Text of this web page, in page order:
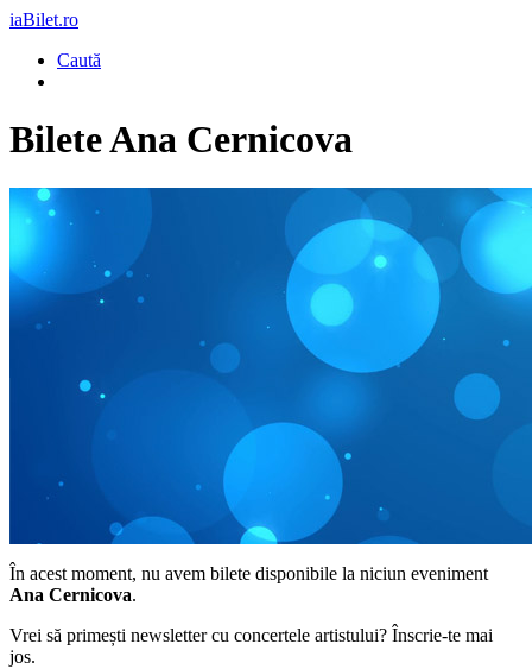
iaBilet.ro
Caută
BileteAna Cernicova
În acest moment, nu avem bilete disponibile la niciun eveniment
Ana Cernicova.
Vrei să primești newsletter cu concertele artistului? Înscrie-te mai
jos.